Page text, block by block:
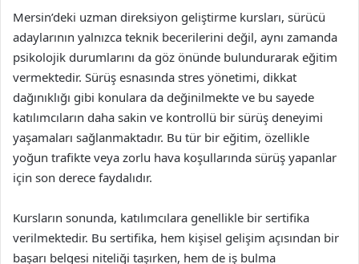
Mersin’deki uzman direksiyon geliştirme kursları, sürücü
adaylarının yalnızca teknik becerilerini değil, aynı zamanda
psikolojik durumlarını da göz önünde bulundurarak eğitim
vermektedir. Sürüş esnasında stres yönetimi, dikkat
dağınıklığı gibi konulara da değinilmekte ve bu sayede
katılımcıların daha sakin ve kontrollü bir sürüş deneyimi
yaşamaları sağlanmaktadır. Bu tür bir eğitim, özellikle
yoğun trafikte veya zorlu hava koşullarında sürüş yapanlar
için son derece faydalıdır.
Kursların sonunda, katılımcılara genellikle bir sertifika
verilmektedir. Bu sertifika, hem kişisel gelişim açısından bir
başarı belgesi niteliği taşırken, hem de iş bulma